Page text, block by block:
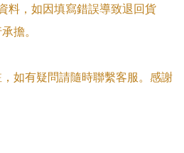
料，如因填寫錯誤導致退回貨
擔。
如有疑問請隨時聯繫客服。感謝